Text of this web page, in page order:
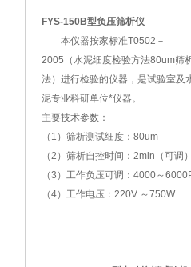
FYS-150B型负压筛析仪
本仪器按家标准T0502－
2005（水泥细度检验方法80um筛
法）进行检验的仪器，是试验室及
泥专业科研单位*仪器。
主要技术参数：
（1）筛析测试细度：80um
（2）筛析自控时间：2min（可调
（3）工作负压可调：4000～
（4）工作电压：220V ～750W